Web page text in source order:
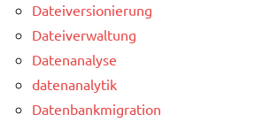
Dateiversionierung
Dateiverwaltung
Datenanalyse
datenanalytik
Datenbankmigration